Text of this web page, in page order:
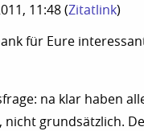
11:48 (Zitatlink)
für Eure
na klar haben
nicht grundsätzlich.